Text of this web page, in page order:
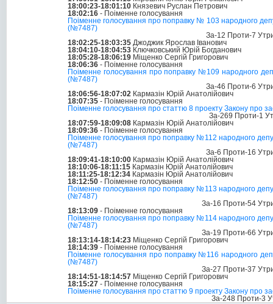
18:00:23-18:01:10 Князевич Руслан Петрович
18:02:16 - Поіменне голосування
Поіменне голосування про поправку № 103 народного
(№7487)
За-12 Проти-7
18:02:25-18:03:35 Джоджик Ярослав Іванович
18:04:10-18:04:53 Ключковський Юрій Богданович
18:05:28-18:06:19 Міщенко Сергій Григорович
18:06:36 - Поіменне голосування
Поіменне голосування про поправку №109 народного
(№7487)
За-46 Проти-6
18:06:56-18:07:02 Кармазін Юрій Анатолійович
18:07:35 - Поіменне голосування
Поіменне голосування про статтю 8 проекту Закону про
За-269 Проти-1
18:07:59-18:09:08 Кармазін Юрій Анатолійович
18:09:36 - Поіменне голосування
Поіменне голосування про поправку №112 народного
(№7487)
За-6 Проти-16
18:09:41-18:10:00 Кармазін Юрій Анатолійович
18:10:06-18:11:15 Кармазін Юрій Анатолійович
18:11:25-18:12:34 Кармазін Юрій Анатолійович
18:12:50 - Поіменне голосування
Поіменне голосування про поправку №113 народного
(№7487)
За-16 Проти-54
18:13:09 - Поіменне голосування
Поіменне голосування про поправку №114 народного
(№7487)
За-19 Проти-66
18:13:14-18:14:23 Міщенко Сергій Григорович
18:14:39 - Поіменне голосування
Поіменне голосування про поправку №116 народного
(№7487)
За-27 Проти-37
18:14:51-18:14:57 Міщенко Сергій Григорович
18:15:27 - Поіменне голосування
Поіменне голосування про статтю 9 проекту Закону про
За-248 Проти-3